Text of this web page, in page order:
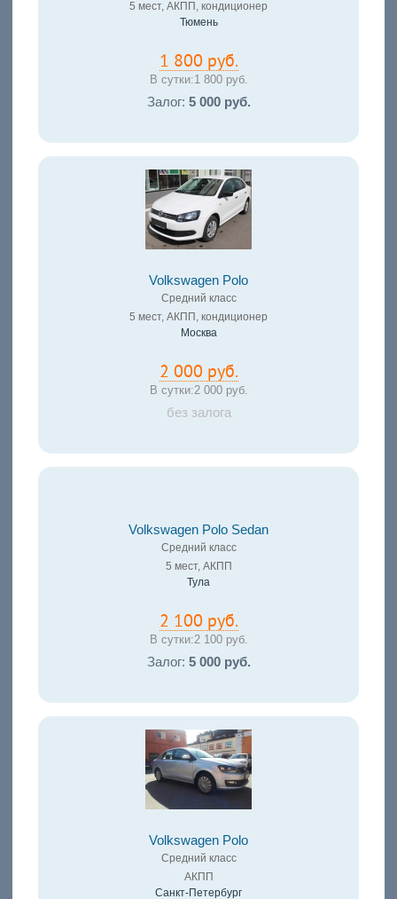
5 мест, АКПП, кондиционер
Тюмень
1 800 руб.
В сутки:1 800 руб.
Залог: 5 000 руб.
Volkswagen Polo
Средний класс
5 мест, АКПП, кондиционер
Москва
2 000 руб.
В сутки:2 000 руб.
без залога
Volkswagen Polo Sedan
Средний класс
5 мест, АКПП
Тула
2 100 руб.
В сутки:2 100 руб.
Залог: 5 000 руб.
Volkswagen Polo
Средний класс
АКПП
Санкт-Петербург